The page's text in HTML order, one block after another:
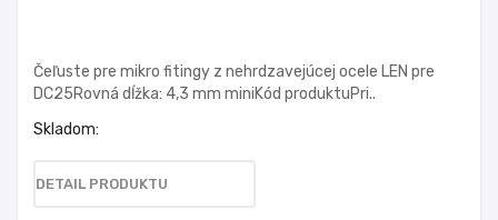
Čeľuste pre mikro fitingy z nehrdzavejúcej ocele LEN pre
DC25Rovná dĺžka: 4,3 mm miniKód produktuPri..
Skladom:
DETAIL PRODUKTU